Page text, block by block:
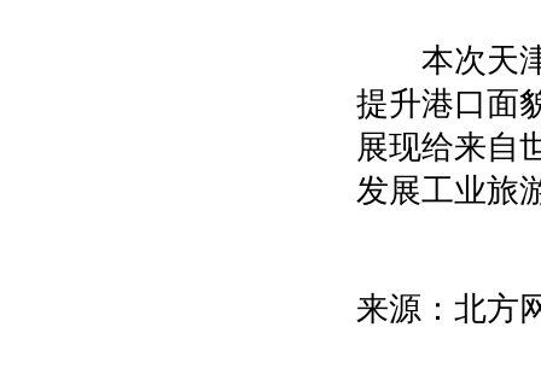
本次天津
提升港口面
展现给来自
发展工业旅
来源：北方